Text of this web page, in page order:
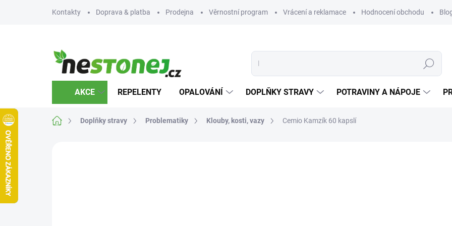
Kontakty Doprava & platba Prodejna Věrnostní program Vrácení a reklamace Hodnocení obchodu
Hledat
AKCE REPELENTY OPALOVÁNÍ DOPLŇKY STRAVY POTRAVINY A NÁPOJE
Domů Doplňky stravy Problematiky Klouby, kosti, vazy Cemio Kamzík 60 kapslí